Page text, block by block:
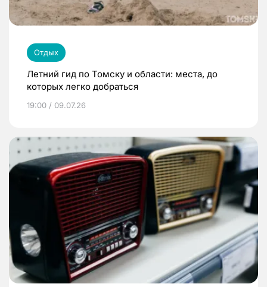
Отдых
Летний гид по Томску и области: места, до
которых легко добраться
19:00 / 09.07.26